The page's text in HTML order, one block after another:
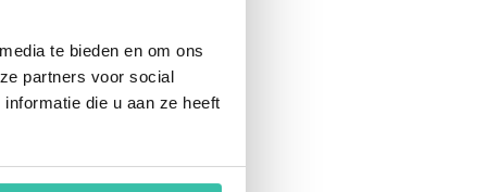
te bieden en om ons
partners voor social
die u aan ze heeft